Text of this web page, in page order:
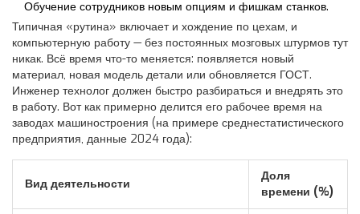
Обучение сотрудников новым опциям и фишкам станков.
Типичная «рутина» включает и хождение по цехам, и
компьютерную работу — без постоянных мозговых штурмов тут
никак. Всё время что-то меняется: появляется новый
материал, новая модель детали или обновляется ГОСТ.
Инженер технолог должен быстро разбираться и внедрять это
в работу. Вот как примерно делится его рабочее время на
заводах машиностроения (на примере среднестатистического
предприятия, данные 2024 года):
Вид деятельности
Доля
времени (%)